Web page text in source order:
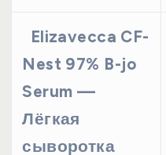
Elizavecca CF-
Nest 97% B-jo
Serum —
Лёгкая
сыворотка